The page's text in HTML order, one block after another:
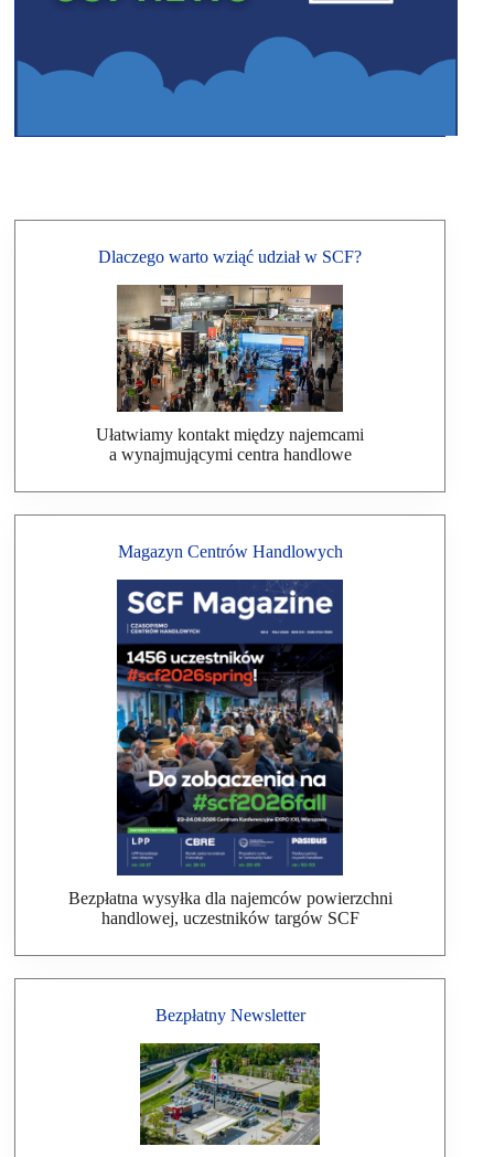
Dlaczego warto wziąć udział w SCF?
Ułatwiamy kontakt między najemcami
a wynajmującymi centra handlowe
Magazyn Centrów Handlowych
Bezpłatna wysyłka dla najemców powierzchni
handlowej, uczestników targów SCF
Bezpłatny Newsletter